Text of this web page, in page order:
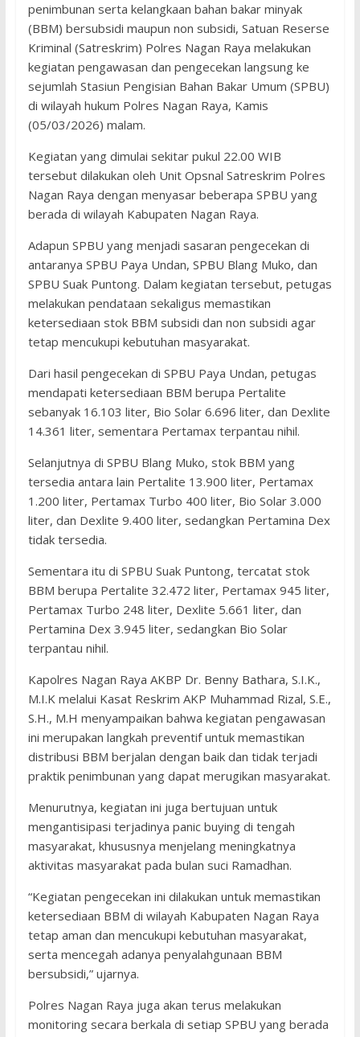
penimbunan serta kelangkaan bahan bakar minyak
(BBM) bersubsidi maupun non subsidi, Satuan Reserse
Kriminal (Satreskrim) Polres Nagan Raya melakukan
kegiatan pengawasan dan pengecekan langsung ke
sejumlah Stasiun Pengisian Bahan Bakar Umum (SPBU)
di wilayah hukum Polres Nagan Raya, Kamis
(05/03/2026) malam.
Kegiatan yang dimulai sekitar pukul 22.00 WIB
tersebut dilakukan oleh Unit Opsnal Satreskrim Polres
Nagan Raya dengan menyasar beberapa SPBU yang
berada di wilayah Kabupaten Nagan Raya.
Adapun SPBU yang menjadi sasaran pengecekan di
antaranya SPBU Paya Undan, SPBU Blang Muko, dan
SPBU Suak Puntong. Dalam kegiatan tersebut, petugas
melakukan pendataan sekaligus memastikan
ketersediaan stok BBM subsidi dan non subsidi agar
tetap mencukupi kebutuhan masyarakat.
Dari hasil pengecekan di SPBU Paya Undan, petugas
mendapati ketersediaan BBM berupa Pertalite
sebanyak 16.103 liter, Bio Solar 6.696 liter, dan Dexlite
14.361 liter, sementara Pertamax terpantau nihil.
Selanjutnya di SPBU Blang Muko, stok BBM yang
tersedia antara lain Pertalite 13.900 liter, Pertamax
1.200 liter, Pertamax Turbo 400 liter, Bio Solar 3.000
liter, dan Dexlite 9.400 liter, sedangkan Pertamina Dex
tidak tersedia.
Sementara itu di SPBU Suak Puntong, tercatat stok
BBM berupa Pertalite 32.472 liter, Pertamax 945 liter,
Pertamax Turbo 248 liter, Dexlite 5.661 liter, dan
Pertamina Dex 3.945 liter, sedangkan Bio Solar
terpantau nihil.
Kapolres Nagan Raya AKBP Dr. Benny Bathara, S.I.K.,
M.I.K melalui Kasat Reskrim AKP Muhammad Rizal, S.E.,
S.H., M.H menyampaikan bahwa kegiatan pengawasan
ini merupakan langkah preventif untuk memastikan
distribusi BBM berjalan dengan baik dan tidak terjadi
praktik penimbunan yang dapat merugikan masyarakat.
Menurutnya, kegiatan ini juga bertujuan untuk
mengantisipasi terjadinya panic buying di tengah
masyarakat, khususnya menjelang meningkatnya
aktivitas masyarakat pada bulan suci Ramadhan.
“Kegiatan pengecekan ini dilakukan untuk memastikan
ketersediaan BBM di wilayah Kabupaten Nagan Raya
tetap aman dan mencukupi kebutuhan masyarakat,
serta mencegah adanya penyalahgunaan BBM
bersubsidi,” ujarnya.
Polres Nagan Raya juga akan terus melakukan
monitoring secara berkala di setiap SPBU yang berada